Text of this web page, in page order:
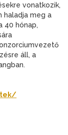
vonatkozik,
haladja meg a
40 hónap,
áll, a